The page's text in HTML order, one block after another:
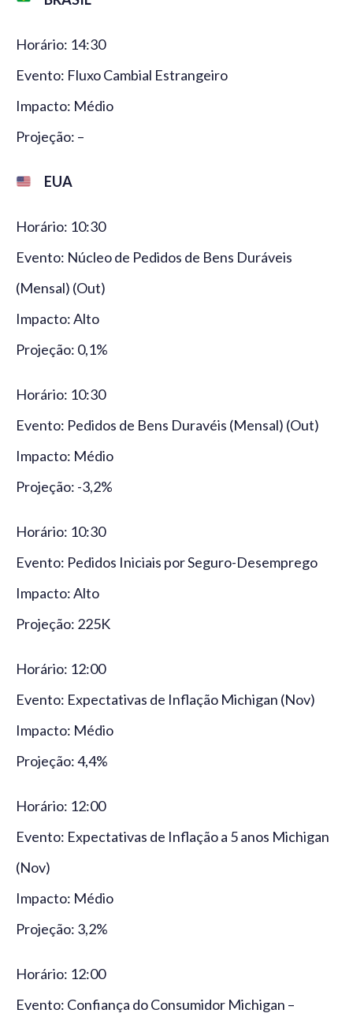
Horário: 14:30
Evento: Fluxo Cambial Estrangeiro
Impacto: Médio
Projeção: –
EUA
Horário: 10:30
Evento: Núcleo de Pedidos de Bens Duráveis
(Mensal) (Out)
Impacto: Alto
Projeção: 0,1%
Horário: 10:30
Evento: Pedidos de Bens Duravéis (Mensal) (Out)
Impacto: Médio
Projeção: -3,2%
Horário: 10:30
Evento: Pedidos Iniciais por Seguro-Desemprego
Impacto: Alto
Projeção: 225K
Horário: 12:00
Evento: Expectativas de Inflação Michigan (Nov)
Impacto: Médio
Projeção: 4,4%
Horário: 12:00
Evento: Expectativas de Inflação a 5 anos Michigan
(Nov)
Impacto: Médio
Projeção: 3,2%
Horário: 12:00
Evento: Confiança do Consumidor Michigan –